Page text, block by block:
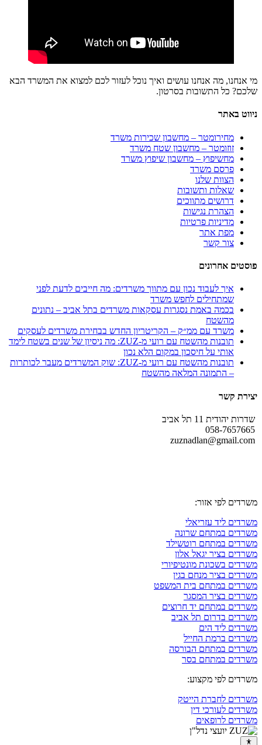
מי אנחנו, מה אנחנו עושים ואיך נוכל לעזור לכם למצוא את המשרד הבא
שלכם? כל התשובות בסרטון.
ניווט באתר
מחירומטר – מחשבון שכירות משרד
זוזומטר – מחשבון שטח משרד
מחשיפוץ – מחשבון שיפוץ משרד
פרסם משרד
הצוות שלנו
שאלות ותשובות
דרושים מתווכים
הצהרת נגישות
מדיניות פרטיות
מפת אתר
צור קשר
פוסטים אחרונים
איך לעבוד נכון עם מתווך משרדים: מה חייבים לדעת לפני
שמתחילים לחפש משרד
בכמה באמת נסגרות עסקאות משרדים בתל אביב – נתונים
מהשטח
משרד עם ממ״ק – הקריטריון החדש בבחירת משרדים לעסקים
תובנות מהשטח עם רועי מ-ZUZ: מה ניסיון של שנים בשטח לימד
אותי על חיסכון במקום הלא נכון
תובנות מהשטח עם רועי מ-ZUZ: שוק המשרדים מעבר לכותרות
– התמונה המלאה מהשטח
יצירת קשר
שדרות יהודית 11 תל אביב
משרדים לפי אזור:
משרדים ליד עזריאלי
משרדים במתחם שרונה
משרדים במתחם רוטשילד
משרדים בציר יגאל אלון
משרדים בשכונת מונטיפיורי
משרדים בציר מנחם בגין
משרדים במתחם בית המשפט
משרדים בציר המסגר
משרדים במתחם יד חרוצים
משרדים בדרום תל אביב
משרדים ליד הים
משרדים ברמת החייל
משרדים במתחם הבורסה
משרדים במתחם בסר
משרדים לפי מקצוע:
משרדים לחברת הייטק
משרדים לעורכי דין
משרדים לרופאים